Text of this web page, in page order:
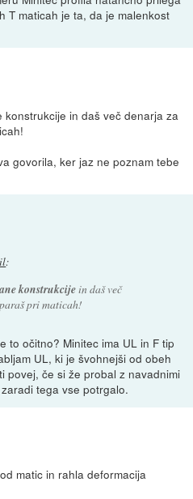
T maticah je ta, da je malenkost
in daš več denarja za
govorila, ker jaz ne poznam tebe
:
konstrukcijein daš več
pri maticah!
to očitno? Minitec ima UL in F tip
UL, ki je švohnejši od obeh
povej, če si že probal z navadnimi
tega vse potrgalo.
matic in rahla deformacija